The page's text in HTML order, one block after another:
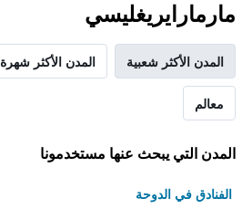
مارمارايريغليسي
المدن الأكثر شعبية المدن الأكثر شهرة
معالم
المدن التي يبحث عنها مستخدمونا
الفنادق في الدوحة